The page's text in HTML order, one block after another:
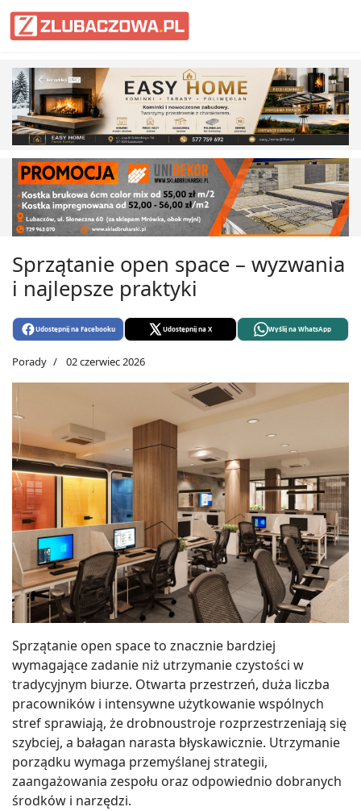
Informacje Lubaczów, powiat
Sprzątanie open space – wyzwania
i najlepsze praktyki
Udostępnij na Facebooku Udostępnij na X Wyślij na WhatsApp
Porady 02 czerwiec 2026
Sprzątanie open space to znacznie bardziej
wymagające zadanie niż utrzymanie czystości w
tradycyjnym biurze. Otwarta przestrzeń, duża liczba
pracowników i intensywne użytkowanie wspólnych
stref sprawiają, że drobnoustroje rozprzestrzeniają się
szybciej, a bałagan narasta błyskawicznie. Utrzymanie
porządku wymaga przemyślanej strategii,
zaangażowania zespołu oraz odpowiednio dobranych
środków i narzędzi.